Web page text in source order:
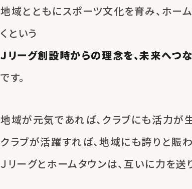
地域とともにスポーツ文化を育み、 ホー
くという
Ｊリーグ創設時からの理念を、未来へつ
です。
地域が元気であれば、 クラブにも活力が
クラブが活躍すれば、 地域にも誇りと賑
Ｊリーグとホームタウンは、 互いに力を送